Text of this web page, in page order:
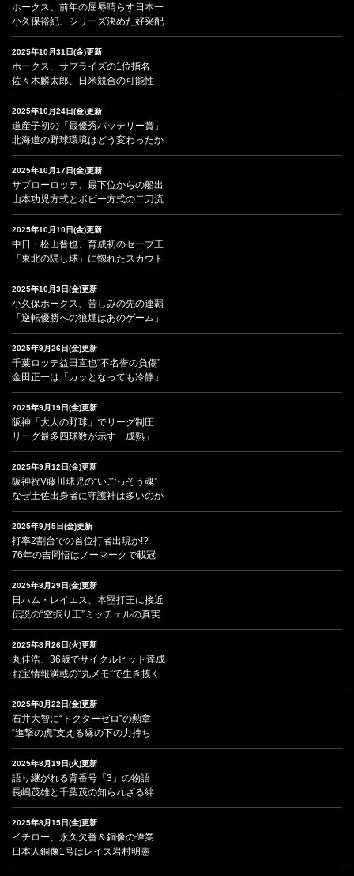
ホークス、前年の屈辱晴らす日本一
小久保裕紀、シリーズ決めた好采配
2025年10月31日(金)更新
ホークス、サプライズの1位指名
佐々木麟太郎、日米競合の可能性
2025年10月24日(金)更新
道産子初の「最優秀バッテリー賞」
北海道の野球環境はどう変わったか
2025年10月17日(金)更新
サブローロッテ、最下位からの船出
山本功児方式とボビー方式の二刀流
2025年10月10日(金)更新
中日・松山晋也、育成初のセーブ王
「東北の隠し球」に惚れたスカウト
2025年10月3日(金)更新
小久保ホークス、苦しみの先の連覇
「逆転優勝への狼煙はあのゲーム」
2025年9月26日(金)更新
千葉ロッテ益田直也“不名誉の負傷”
金田正一は「カッとなっても冷静」
2025年9月19日(金)更新
阪神「大人の野球」でリーグ制圧
リーグ最多四球数が示す「成熟」
2025年9月12日(金)更新
阪神祝V藤川球児の“いごっそう魂”
なぜ土佐出身者に守護神は多いのか
2025年9月5日(金)更新
打率2割台での首位打者出現か!?
76年の吉岡悟はノーマークで載冠
2025年8月29日(金)更新
日ハム・レイエス、本塁打王に接近
伝説の“空振り王”ミッチェルの真実
2025年8月26日(火)更新
丸佳浩、36歳でサイクルヒット達成
お宝情報満載の“丸メモ”で生き抜く
2025年8月22日(金)更新
石井大智に“ドクターゼロ”の勲章
“進撃の虎”支える縁の下の力持ち
2025年8月19日(火)更新
語り継がれる背番号「3」の物語
長嶋茂雄と千葉茂の知られざる絆
2025年8月15日(金)更新
イチロー、永久欠番＆銅像の偉業
日本人銅像1号はレイズ岩村明憲